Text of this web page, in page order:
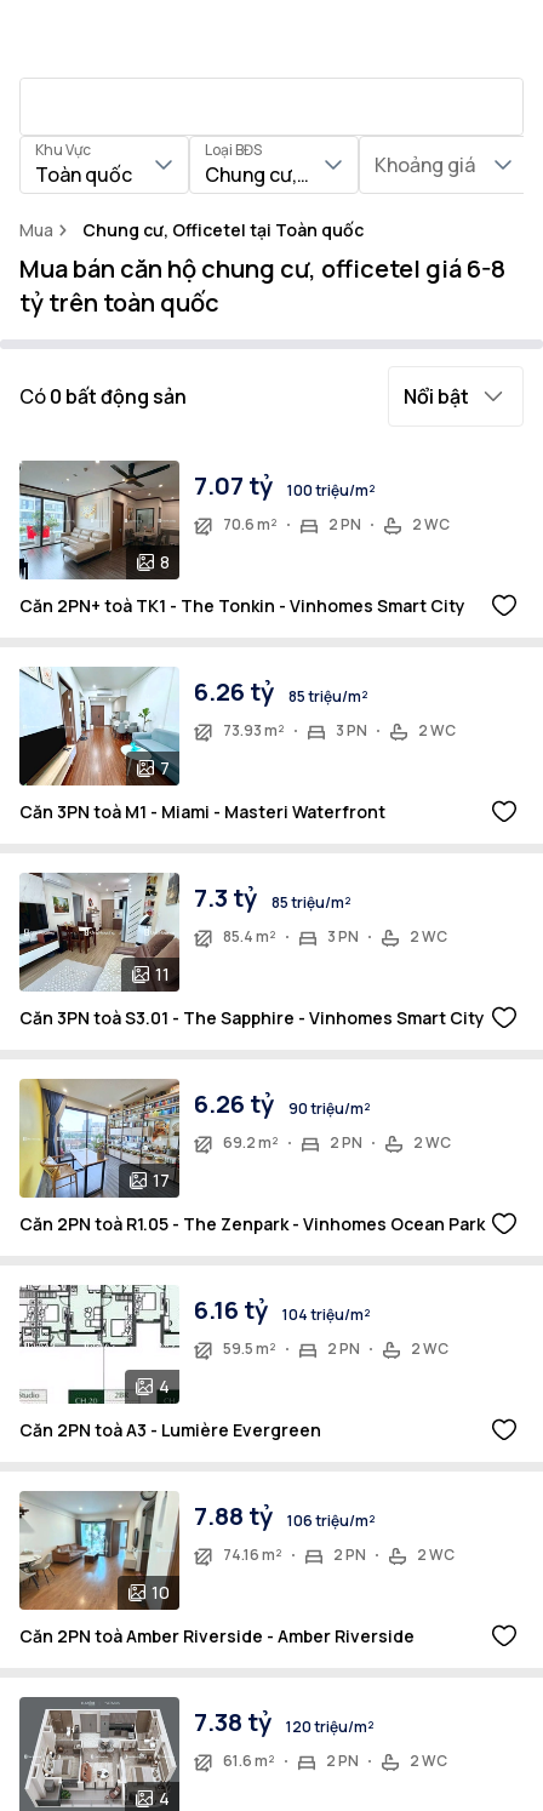
Khu Vực
Toàn quốc
Loại BĐS
Chung cư, OfficetelKhoảng giá
Mua Chung cư, Officetel tại Toàn quốc
Mua bán căn hộ chung cư, officetel giá 6-8
tỷ trên toàn quốc
Có0 bất động sản Nổi bật
8
7.07 tỷ
100 triệu/m²
70.6 m²
2 PN 2 WC
Căn 2PN+ toà TK1 - The Tonkin - Vinhomes Smart City
7
6.26 tỷ
85 triệu/m²
73.93 m²
3 PN 2 WC
Căn 3PN toà M1 - Miami - Masteri Waterfront
11
7.3 tỷ
85 triệu/m²
85.4 m²
3 PN 2 WC
Căn 3PN toà S3.01 - The Sapphire - Vinhomes Smart City
17
6.26 tỷ
90 triệu/m²
69.2 m²
2 PN 2 WC
Căn 2PN toà R1.05 - The Zenpark - Vinhomes Ocean Park
4
6.16 tỷ
104 triệu/m²
59.5 m²
2 PN 2 WC
Căn 2PN toà A3 - Lumière Evergreen
10
7.88 tỷ
106 triệu/m²
74.16 m²
2 PN 2 WC
Căn 2PN toà Amber Riverside - Amber Riverside
4
7.38 tỷ
120 triệu/m²
61.6 m²
2 PN 2 WC